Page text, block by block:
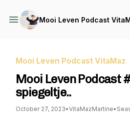
Mooi Leven Podcast
Mooi Leven Podcast VitaMaz
Mooi Leven Podcast
spiegeltje..
October 27, 2023•VitaMazMartine•